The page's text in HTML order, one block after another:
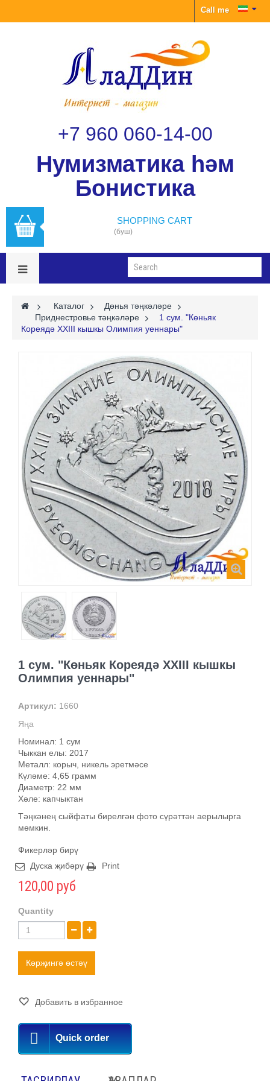
Call me
+7 960 060-14-00
Нумизматика һәм
Бонистика
SHOPPING CART
(буш)
> Каталог >
Дөнья тәңкәләре
Приднестровье тәңкәләре >
1 сум. "Көньяк
Кореядә ХХIII кышкы Олимпия уеннары"
1 сум. "Көньяк Кореядә ХХIII кышкы
Олимпия уеннары"
Артикул: 1660
Яңа
Номинал: 1 сум
Чыккан елы: 2017
Металл: корыч, никель эретмәсе
Күләме: 4,65 грамм
Диаметр: 22 мм
Хәле: капчыктан
Тәңкәнең сыйфаты бирелгән фото сүрәттән аерылырга
мөмкин.
Фикерләр бирү
Дуска җибәрү
Print
120,00 руб
Quantity
Кәрҗингә өстәү
Добавить в избранное
Quick order